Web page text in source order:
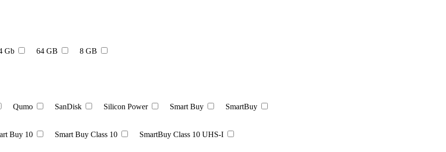
Gb 64 GB 8 GB
Qumo SanDisk Silicon Power Smart Buy SmartBuy
Buy 10 Smart Buy Class 10 SmartBuy Class 10 UHS-I